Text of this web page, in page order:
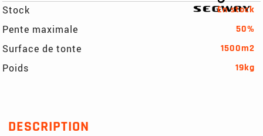
Stock
En stock
Pente maximale
50%
Surface de tonte
1500m2
Poids
19kg
DESCRIPTION